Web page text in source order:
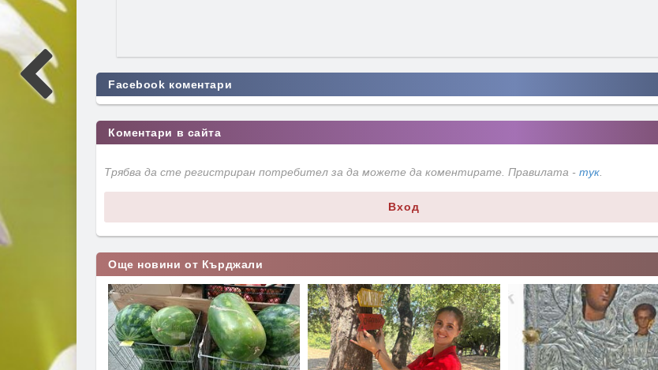
Facebook коментари
Коментари в сайта
Трябва да сте регистриран потребител за да можете да коментирате. Правилата - тук.
Вход
Още новини от Кърджали